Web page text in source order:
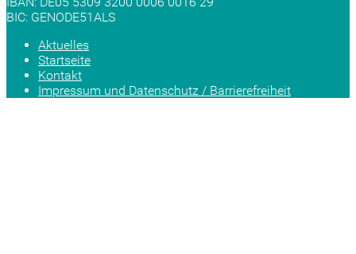
BIC: GENODE51ALS
Aktuelles
Startseite
Kontakt
Impressum und Datenschutz / Barrierefreiheit